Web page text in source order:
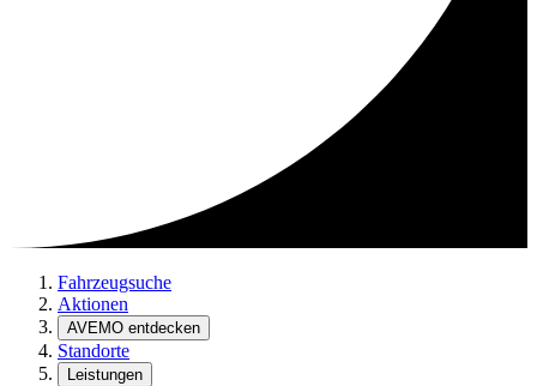
Fahrzeugsuche
Aktionen
AVEMO entdecken
Standorte
Leistungen